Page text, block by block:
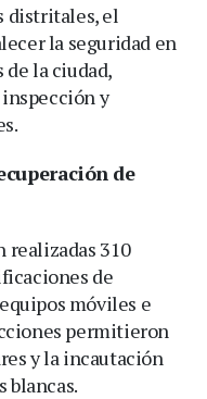
distritales, el
la seguridad en
de la ciudad,
y
de
310
de
móviles e
permitieron
y la incautación
blancas.